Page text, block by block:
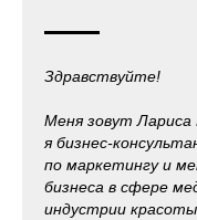
Здравствуйте!
Меня зовут Лариса
я бизнес-
по маркетингу и
бизнеса в сфере
индустрии красоты.